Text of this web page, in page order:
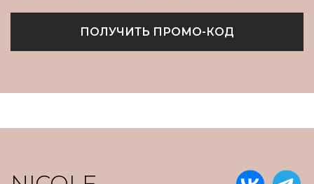
ПОЛУЧИТЬ ПРОМО-КОД